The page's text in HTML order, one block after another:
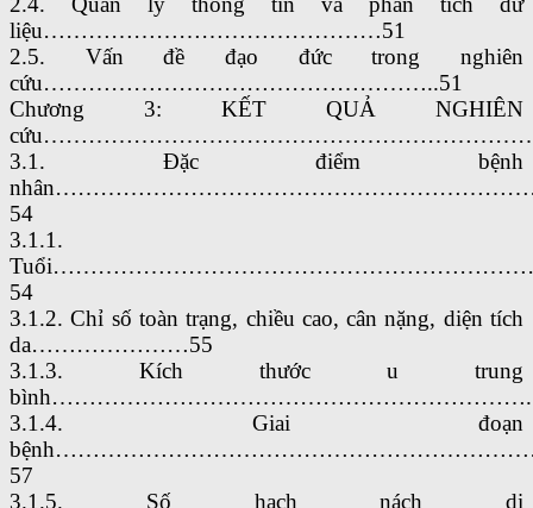
liệu………………………………………51
2.5. Vấn đề đạo đức trong nghiên
cứu……………………………………………..51
Chương 3: KẾT QUẢ NGHIÊN
3.1. Đặc điểm bệnh
54
3.1.1.
54
3.1.2. Chỉ số toàn trạng, chiều cao, cân nặng, diện tích
da…………………55
3.1.3. Kích thước u trung
3.1.4. Giai đoạn
57
3.1.5. Số hạch nách di